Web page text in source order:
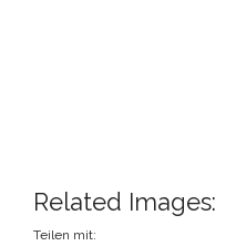
Related Images:
Teilen mit: